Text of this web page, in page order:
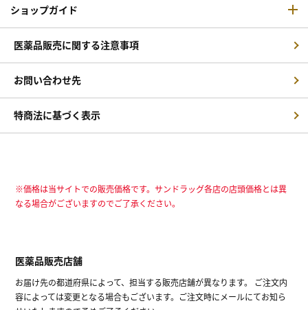
ショップガイド
医薬品販売に関する注意事項
お問い合わせ先
特商法に基づく表示
※価格は当サイトでの販売価格です。サンドラッグ各店の店頭価格とは異
なる場合がございますのでご了承ください。
医薬品販売店舗
お届け先の都道府県によって、担当する販売店舗が異なります。 ご注文内
容によっては変更となる場合もございます。ご注文時にメールにてお知ら